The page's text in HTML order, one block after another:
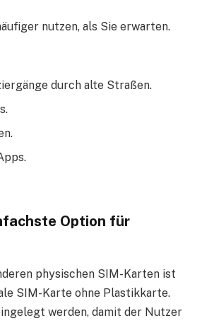
nutzen, als Sie erwarten.
durch alte Straßen.
Option für
physischen SIM-Karten ist
SIM-Karte ohne Plastikkarte.
werden, damit der Nutzer